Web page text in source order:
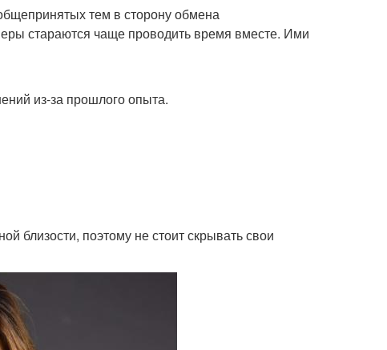
тем в сторону обмена
стараются чаще проводить время вместе. Ими
из-за прошлого опыта.
близости, поэтому не стоит скрывать свои